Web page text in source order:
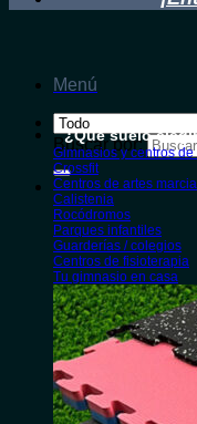
Menú
Buscar por:
¿Qué suelo
Gimnasios y centros
Crossfit
Centros de artes
Calistenia
Rocódromos
Parques infantiles
Guarderías / colegios
Centros de fisioterapia
Tu gimnasio en casa